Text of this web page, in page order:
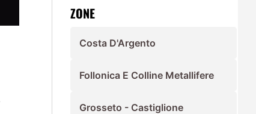
ZONE
Costa D'Argento
Follonica E Colline Metallifere
Grosseto - Castiglione